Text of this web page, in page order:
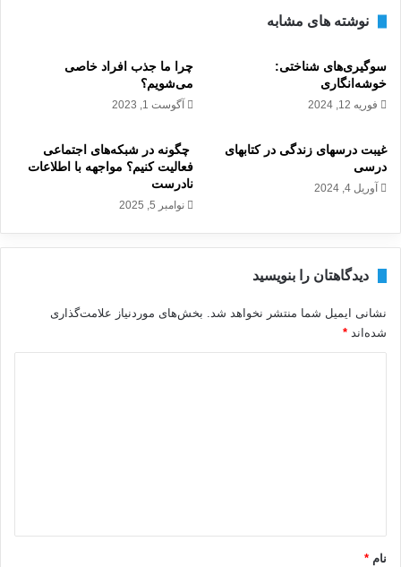
نوشته های مشابه
سوگیری‌های شناختی:
خوشه‌انگاری
فوریه 12, 2024
چرا ما جذب افراد خاصی
می‌شویم؟
آگوست 1, 2023
غیبت درسهای زندگی در کتابهای
درسی
آوریل 4, 2024
‍ چگونه در شبکه‌های اجتماعی
فعالیت کنیم؟ مواجهه با اطلاعات
نادرست
نوامبر 5, 2025
دیدگاهتان را بنویسید
نشانی ایمیل شما منتشر نخواهد شد. بخش‌های موردنیاز علامت‌گذاری
شده‌اند *
نام *